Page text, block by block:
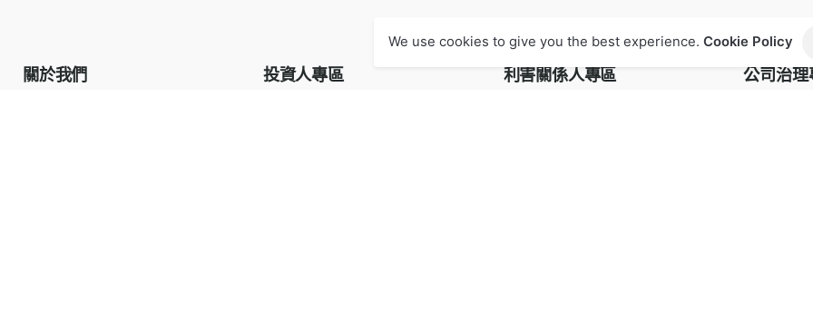
關於我們 投資人專區 利害關係人專區 公司治理
We use cookies to give you the best experience. Cookie Policy